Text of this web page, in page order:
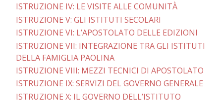
ISTRUZIONE IV: LE VISITE ALLE COMUNITÀ
ISTRUZIONE V: GLI ISTITUTI SECOLARI
ISTRUZIONE VI: L’APOSTOLATO DELLE EDIZIONI
ISTRUZIONE VII: INTEGRAZIONE TRA GLI ISTITUTI
DELLA FAMIGLIA PAOLINA
ISTRUZIONE VIII: MEZZI TECNICI DI APOSTOLATO
ISTRUZIONE IX: SERVIZI DEL GOVERNO GENERALE
ISTRUZIONE X: IL GOVERNO DELL’ISTITUTO